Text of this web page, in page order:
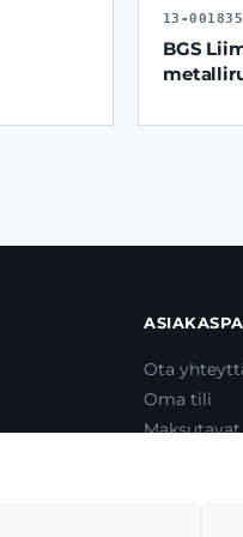
13-001835
BGS
Ota
Oma tili
Maksutavat